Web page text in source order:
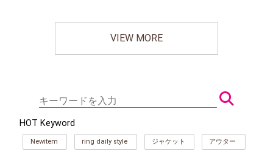
VIEW MORE
HOT Keyword
Newitem ring daily style ジャケット アウター